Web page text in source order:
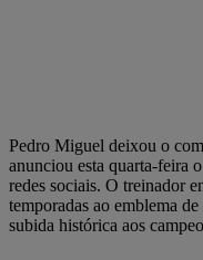
Pedro Miguel deixou o
anunciou esta quarta-feira
redes sociais. O treinador
temporadas ao emblema
subida histórica aos